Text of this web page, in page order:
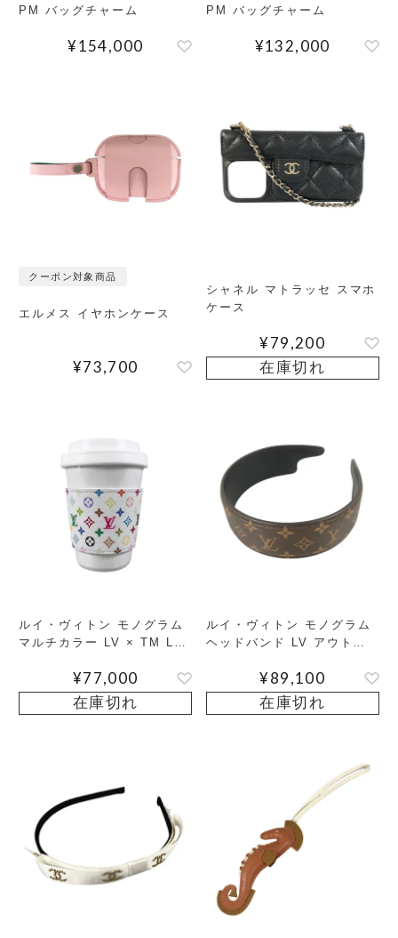
PM バッグチャーム
¥154,000
PM バッグチャーム
¥132,000
クーポン対象商品
エルメス イヤホンケース
¥73,700
シャネル マトラッセ スマホ
ケース
¥79,200
在庫切れ
ルイ・ヴィトン モノグラム
マルチカラー LV × TM LV
¥77,000
在庫切れ
ルイ・ヴィトン モノグラム
ヘッドバンド LV アウトラ
¥89,100
在庫切れ